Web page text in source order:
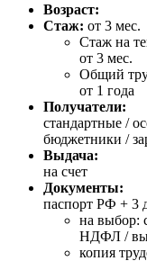
Возраст:
Стаж: от 3 мес.
Стаж на
от 3 мес.
Общий
от 1 года
Получатели:
стандартные /
бюджетники /
Выдача:
на счет
Документы:
паспорт РФ + 3
на выбор:
НДФЛ /
копия